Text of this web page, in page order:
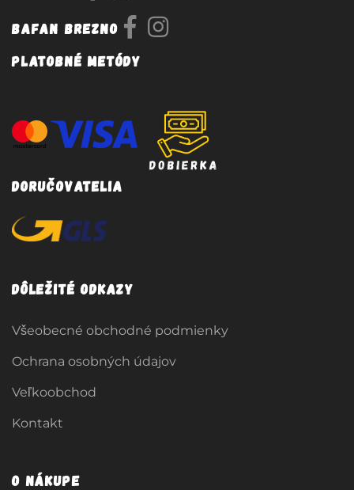
Bafan Brezno
Platobné metódy
Doručovatelia
Dôležité odkazy
Všeobecné obchodné podmienky
Ochrana osobných údajov
Veľkoobchod
Kontakt
O nákupe